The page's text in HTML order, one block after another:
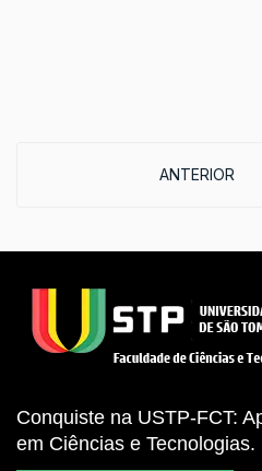
ARTIGO
ANTERIOR
Conquiste na USTP-FCT:
em Ciências e Tecnologias.